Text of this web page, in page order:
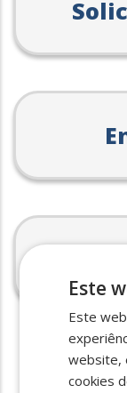
Ver
Já
Este
Este
website,
cookies